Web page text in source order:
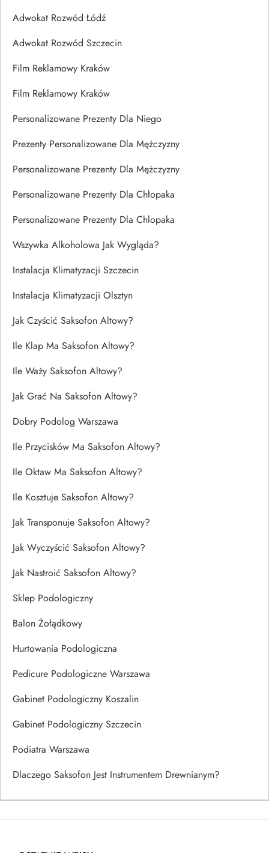
Adwokat Rozwód Łódź
Adwokat Rozwód Szczecin
Film Reklamowy Kraków
Film Reklamowy Kraków
Personalizowane Prezenty Dla Niego
Prezenty Personalizowane Dla Mężczyzny
Personalizowane Prezenty Dla Mężczyzny
Personalizowane Prezenty Dla Chłopaka
Personalizowane Prezenty Dla Chlopaka
Wszywka Alkoholowa Jak Wygląda?
Instalacja Klimatyzacji Szczecin
Instalacja Klimatyzacji Olsztyn
Jak Czyścić Saksofon Altowy?
Ile Klap Ma Saksofon Altowy?
Ile Waży Saksofon Altowy?
Jak Grać Na Saksofon Altowy?
Dobry Podolog Warszawa
Ile Przycisków Ma Saksofon Altowy?
Ile Oktaw Ma Saksofon Altowy?
Ile Kosztuje Saksofon Altowy?
Jak Transponuje Saksofon Altowy?
Jak Wyczyścić Saksofon Altowy?
Jak Nastroić Saksofon Altowy?
Sklep Podologiczny
Balon Żołądkowy
Hurtowania Podologiczna
Pedicure Podologiczne Warszawa
Gabinet Podologiczny Koszalin
Gabinet Podologiczny Szczecin
Podiatra Warszawa
Dlaczego Saksofon Jest Instrumentem Drewnianym?